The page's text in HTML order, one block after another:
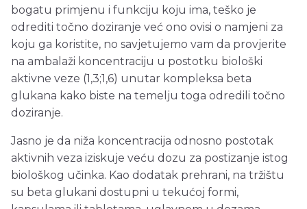
bogatu primjenu i funkciju koju ima, teško je
odrediti točno doziranje već ono ovisi o namjeni za
koju ga koristite, no savjetujemo vam da provjerite
na ambalaži koncentraciju u postotku biološki
aktivne veze (1,3;1,6) unutar kompleksa beta
glukana kako biste na temelju toga odredili točno
doziranje.
Jasno je da niža koncentracija odnosno postotak
aktivnih veza iziskuje veću dozu za postizanje istog
biološkog učinka. Kao dodatak prehrani, na tržištu
su beta glukani dostupni u tekućoj formi,